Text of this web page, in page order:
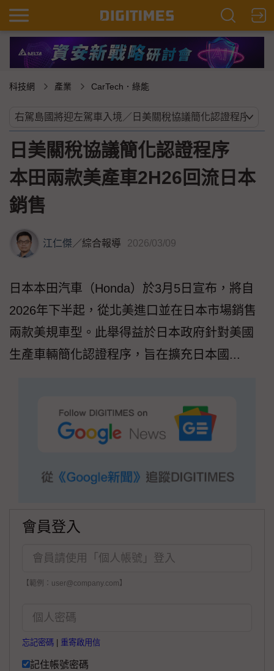
科技網 產業 CarTech．綠能
日美關稅協議簡化認證程序
本田兩款美產車2H26回流日本
銷售
江仁傑／綜合報導 2026/03/09
日本本田汽車（Honda）於3月5日宣布，將自
2026年下半起，從北美進口並在日本市場銷售
兩款美規車型。此舉得益於日本政府針對美國
生產車輛簡化認證程序，旨在擴充日本國...
會員登入
【範例：user@company.com】
忘記密碼 重寄啟用信
記住帳號密碼